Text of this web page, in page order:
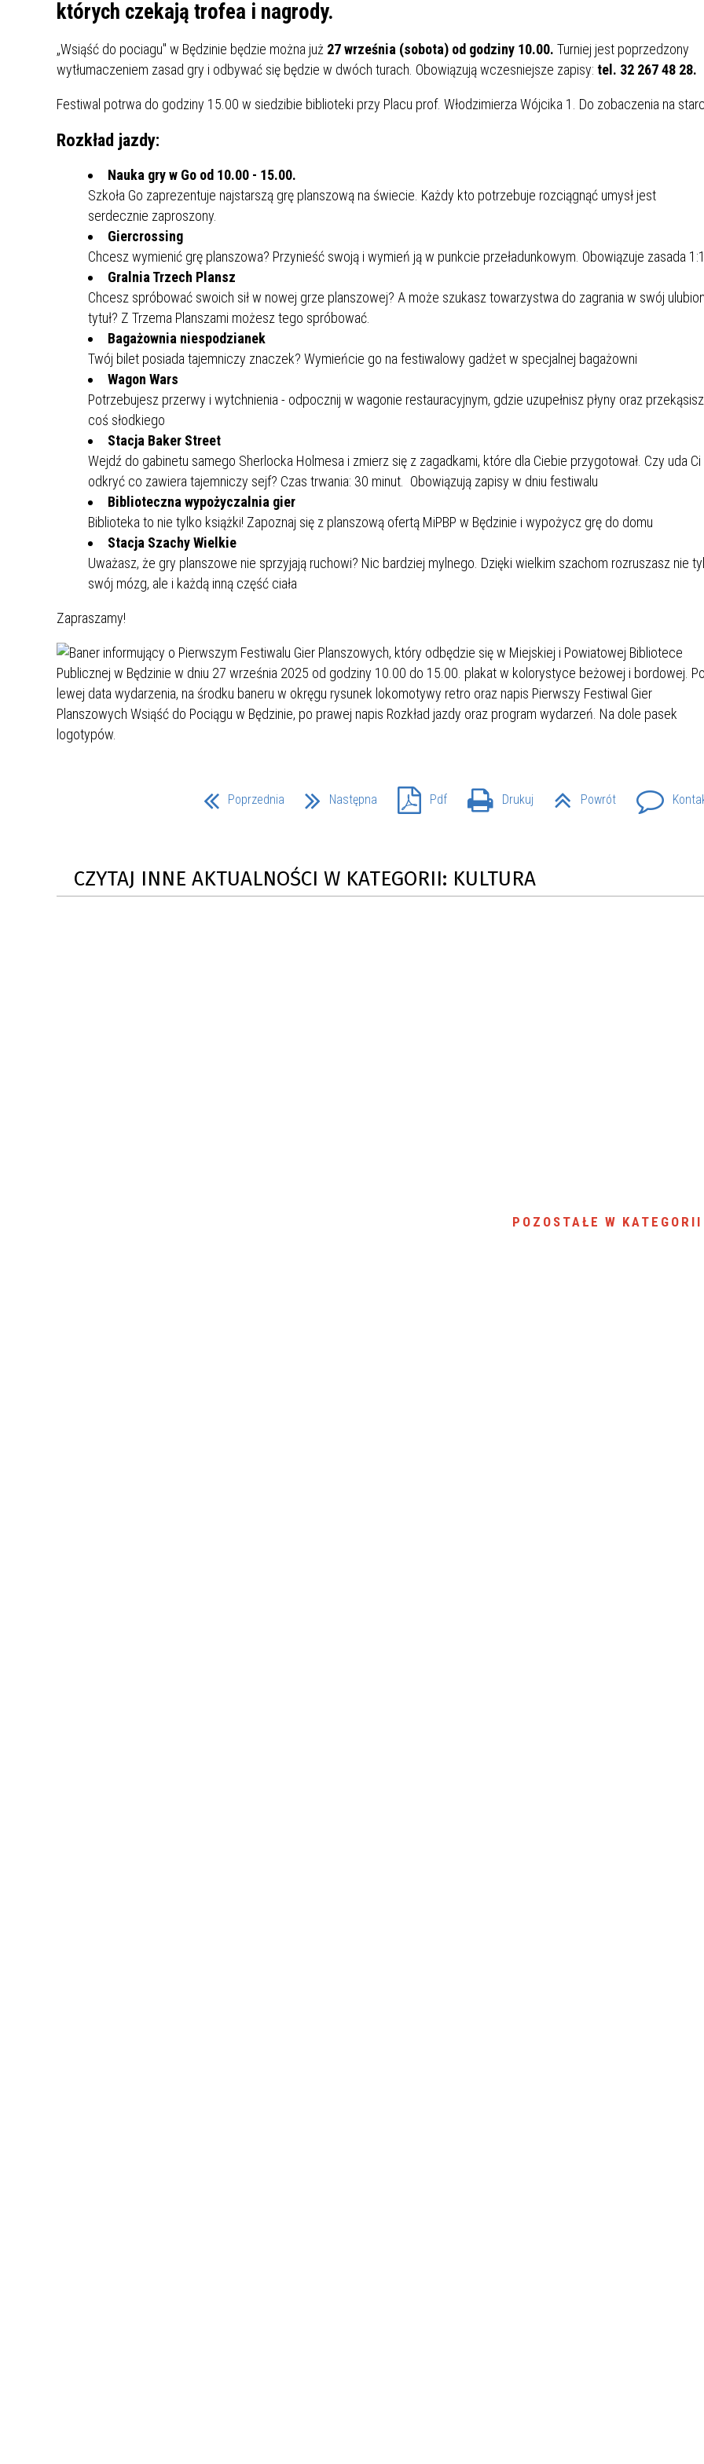
KARTA DUŻEJ RODZINY OFERTY PRACY
3+ GÓRĄ!"
AKTYWIZACJA SPOŁECZNO–
ZAWODOWA OSÓB
NIEPEŁNOSPRAWNYCH
PLAN OGÓLNY BĘDZIŃSKA KARTA SENIORA
PODATKI LOKALNE –
PODSTAWOWE INFORMACJE,
STAWKI I FORMULARZE
PROJEKTU ZAGŁĘBIOWSKI PARK
INFORMACJE ZUS INFORMACJE MOPS BĘDZIN INFORMACJE ARIMR
INFORMACJE KRUS URZĄD SKARBOWY
INFORMACJE DOTYCZĄCE
SZANSA – FORMY AKTYWNEGO
WSPARCIA OBSZARU
ZREWITALIZOWANEGO
BĘDZINA
Z TERENU MIASTA
BĘDZIŃSKA AKADEMIA MAŁEGO
SPORTOWCA
AKCJA ŻYJ ZDROWO BEZ
ALKOHOLU
GDZIE MOŻNA ZNALEŹĆ I
WYGLĄDA PRACA W NGO?
PROJEKT EKOLIDERKI
WZMOCNIENIE PROCESU
SPRAWIEDLIWEJ TRANSFORMACJI
ŚLĄSKA
PRACA W WOJSKU JAKO
WYMAGANIA, ZAROBKI
BEZPŁATNY PORADNIK DLA
KONKURS FOTOGRAFICZNY
„METROPOLIA. PRZEZ PRYZMAT
WODY”
KONKURSU O NAGRODĘ
PRZEWODNICZĄCEGO KOMISJI
NADZORU FINANSOWEGO ZA
NAJLEPSZĄ PRACĘ DOKTORSKĄ Z
ZAKRESU RYNKU FINANSOWEGO
CENTRUM ZARZĄDZANIA
RUCHEM
RYZYKA WEWNĘTRZNEGO
SYSTEMU WODOCIĄGOWEGO
UCZNIÓW
AWANS ZAWODOWY NAUCZYCIELI
ZAKŁADANIE PLACÓWEK
NIEPUBLICZNYCH
DOFINANSOWANIE
KSZTAŁCENIA
MŁODOCIANYCH
STYPENDIUM MIASTA BĘDZINA
DOTACJE DLA NIEPUBLICZNYCH
SZKÓŁ I PRZEDSZKOLI W
BĘDZINIE
MIĘDZYZAKŁADOWA KASA
DOFINANSOWANIE
ŚRODOWISKA I
WODNEJ W KATOWICACH
POMOC ZDROWOTNA DLA
NAUCZYCIELI
„PRZYJAZNA SZKOŁA” RZĄDOWY
PROGRAM WYRÓWNYWANIA
MŁODZIEŻY „PRZYJAZNA SZKOŁA”
KONKURSY NA
których czekają trofea i nagrody.
„Wsiąść do pociagu" w Będzinie będzie można już 27 września (sobota) od godziny 10.00. Turniej jest poprzedzony
wytłumaczeniem zasad gry i odbywać się będzie w dwóch turach. Obowiązują wczesniejsze zapisy: tel. 32 267 48 28.
Festiwal potrwa do godziny 15.00 w siedzibie biblioteki przy Placu prof. Włodzimierza Wójcika 1. Do zobaczenia na
Rozkład jazdy:
Nauka gry w Go od 10.00 - 15.00.
Szkoła Go zaprezentuje najstarszą grę planszową na świecie. Każdy kto potrzebuje rozciągnąć umysł jest
serdecznie zaproszony.
Giercrossing
Chcesz wymienić grę planszowa? Przynieść swoją i wymień ją w punkcie przeładunkowym. Obowiązuje zasada
Gralnia Trzech Plansz
Chcesz spróbować swoich sił w nowej grze planszowej? A może szukasz towarzystwa do zagrania w swój
tytuł? Z Trzema Planszami możesz tego spróbować.
Bagażownia niespodzianek
Twój bilet posiada tajemniczy znaczek? Wymieńcie go na festiwalowy gadżet w specjalnej bagażowni
Wagon Wars
Potrzebujesz przerwy i wytchnienia - odpocznij w wagonie restauracyjnym, gdzie uzupełnisz płyny oraz przekąsisz
coś słodkiego
Stacja Baker Street
Wejdź do gabinetu samego Sherlocka Holmesa i zmierz się z zagadkami, które dla Ciebie przygotował. Czy uda Ci
odkryć co zawiera tajemniczy sejf? Czas trwania: 30 minut. Obowiązują zapisy w dniu festiwalu
Biblioteczna wypożyczalnia gier
Biblioteka to nie tylko książki! Zapoznaj się z planszową ofertą MiPBP w Będzinie i wypożycz grę do domu
Stacja Szachy Wielkie
Uważasz, że gry planszowe nie sprzyjają ruchowi? Nic bardziej mylnego. Dzięki wielkim szachom rozruszasz nie
swój mózg, ale i każdą inną część ciała
Zapraszamy!
Poprzednia Następna Pdf Drukuj Powrót
CZYTAJ INNE AKTUALNOŚCI W KATEGORII: KULTURA
POZOSTAŁE W KATEGORII